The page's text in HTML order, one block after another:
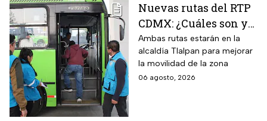
Nuevas rutas del RTP
CDMX: ¿Cuáles son y
con qué estaciones
del Metrobús
conectan?
Ambas rutas estarán en la
alcaldía Tlalpan para mejorar
la movilidad de la zona
06 agosto, 2026